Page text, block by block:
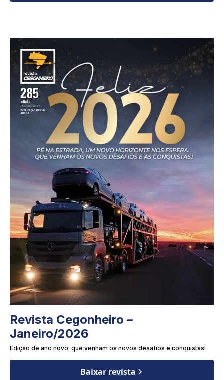
Revista Cegonheiro –
Janeiro/2026
Edição de ano novo: que venham os novos desafios e conquistas!
Baixar revista